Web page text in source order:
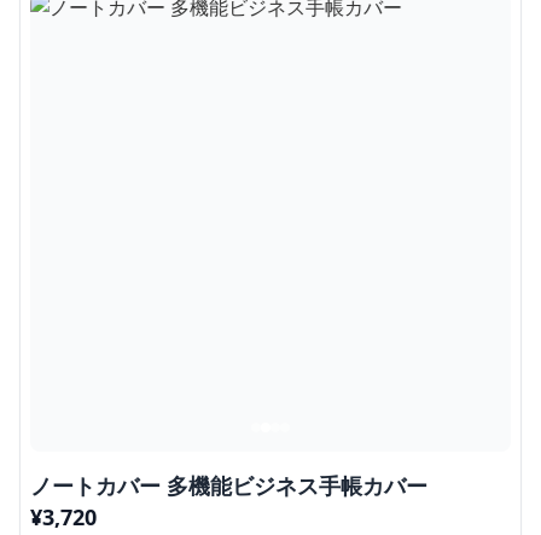
ノートカバー 多機能ビジネス手帳カバー
¥3,720